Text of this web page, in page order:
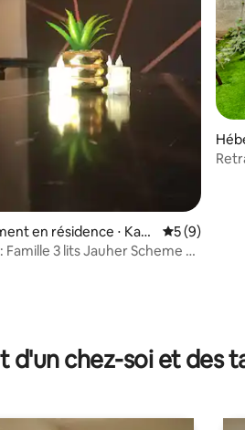
la base de 21 commentaires : 4,71 sur
en résidence ⋅ Kara
Évaluation
5 (9)
Famille 3 lits Jauher Scheme 33
d'un chez-soi et des